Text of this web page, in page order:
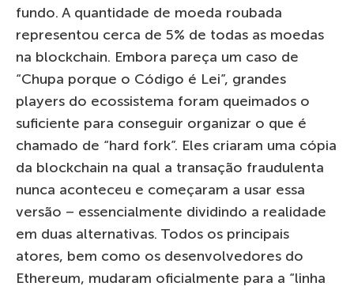
fundo. A quantidade de moeda roubada
representou cerca de 5% de todas as moedas
na blockchain. Embora pareça um caso de
“Chupa porque o Código é Lei”, grandes
players do ecossistema foram queimados o
suficiente para conseguir organizar o que é
chamado de “hard fork”. Eles criaram uma cópia
da blockchain na qual a transação fraudulenta
nunca aconteceu e começaram a usar essa
versão – essencialmente dividindo a realidade
em duas alternativas. Todos os principais
atores, bem como os desenvolvedores do
Ethereum, mudaram oficialmente para a “linha